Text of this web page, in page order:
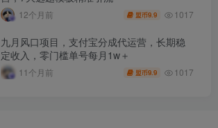
12个月前 盟币9.9 1017
九月风口项目，支付宝分成代运营，长期稳
定收入，零门槛单号每月1w＋
11个月前 盟币9.9 1017